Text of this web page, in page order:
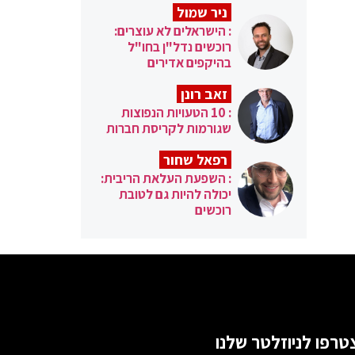
ניר שמול
: הישראלים לא עוצרים:
רוכשים נדל"ן בחו"ל
בהיקפים אדירים
זאב רונן
: 10 הטעויות הנפוצות
שגורמות לקריסת חברות
רפאל שחור
: השפעת העלאת הריבית:
יכולה להיות גם לטובת
רוכשים
לניוזלטר שלנו